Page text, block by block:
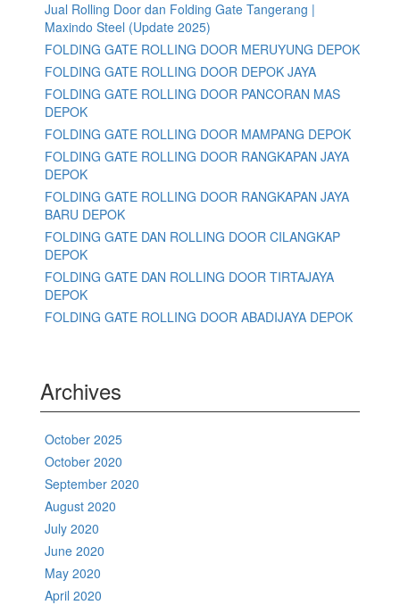
Jual Rolling Door dan Folding Gate Tangerang |
Maxindo Steel (Update 2025)
FOLDING GATE ROLLING DOOR MERUYUNG DEPOK
FOLDING GATE ROLLING DOOR DEPOK JAYA
FOLDING GATE ROLLING DOOR PANCORAN MAS
DEPOK
FOLDING GATE ROLLING DOOR MAMPANG DEPOK
FOLDING GATE ROLLING DOOR RANGKAPAN JAYA
DEPOK
FOLDING GATE ROLLING DOOR RANGKAPAN JAYA
BARU DEPOK
FOLDING GATE DAN ROLLING DOOR CILANGKAP
DEPOK
FOLDING GATE DAN ROLLING DOOR TIRTAJAYA
DEPOK
FOLDING GATE ROLLING DOOR ABADIJAYA DEPOK
Archives
October 2025
October 2020
September 2020
August 2020
July 2020
June 2020
May 2020
April 2020